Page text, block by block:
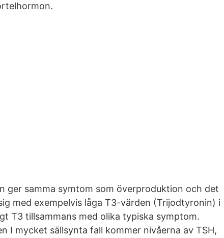
ger samma symtom som överproduktion och det
med exempelvis låga T3-värden (Trijodtyronin) i
T3 tillsammans med olika typiska symptom.
I mycket sällsynta fall kommer nivåerna av TSH,